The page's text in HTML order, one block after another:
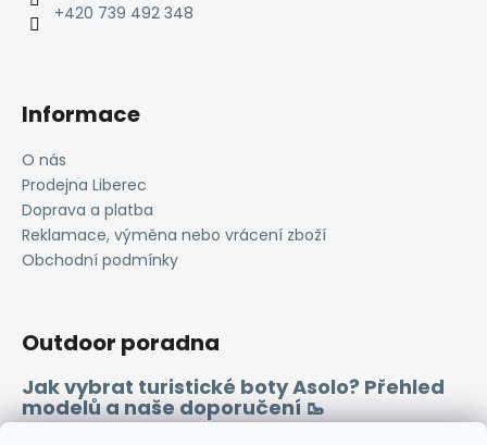
+420 739 492 348
Informace
O nás
Prodejna Liberec
Doprava a platba
Reklamace, výměna nebo vrácení zboží
Obchodní podmínky
Outdoor poradna
Jak vybrat turistické boty Asolo? Přehled
modelů a naše doporučení 🥾